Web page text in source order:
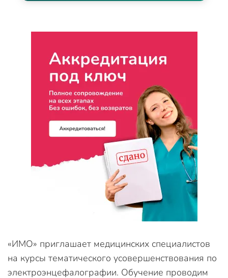
«ИМО» приглашает медицинских специалистов
на курсы тематического усовершенствования по
электроэнцефалографии. Обучение проводим